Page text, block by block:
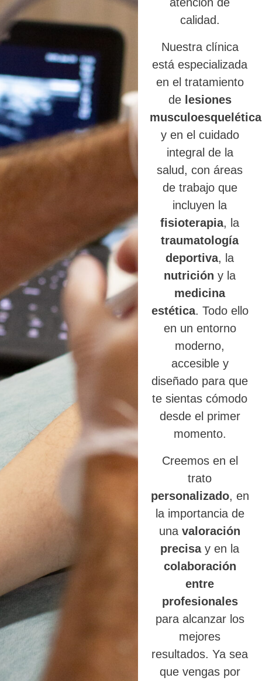
calidad.
Nuestra clínica
está especializada
en el tratamiento
de lesiones
y en el cuidado
integral de la
salud, con áreas
de trabajo que
incluyen la
fisioterapia, la
traumatología
deportiva, la
nutrición y la
medicina
estética. Todo ello
en un entorno
moderno,
accesible y
diseñado para que
te sientas cómodo
desde el primer
momento.
Creemos en el
trato
personalizado, en
la importancia de
unavaloración
precisay en la
colaboración
entre
profesionales
para alcanzar los
mejores
resultados. Ya sea
que vengas por